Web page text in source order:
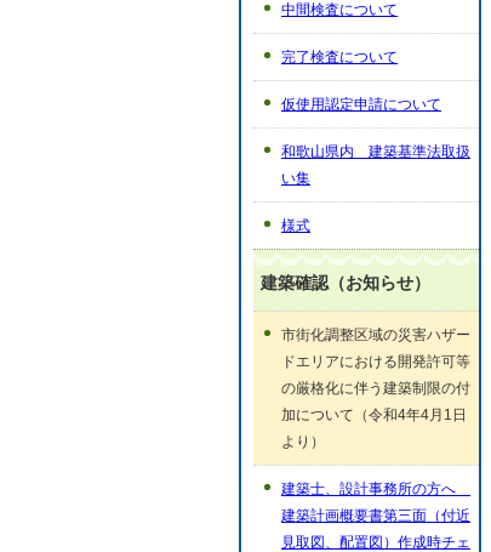
中間検査について
完了検査について
仮使用認定申請について
和歌山県内 建築基準法取扱
い集
様式
建築確認（お知らせ）
市街化調整区域の災害ハザー
ドエリアにおける開発許可等
の厳格化に伴う建築制限の付
加について（令和4年4月1日
より）
建築士、設計事務所の方へ
建築計画概要書第三面（付近
見取図、配置図）作成時チェ